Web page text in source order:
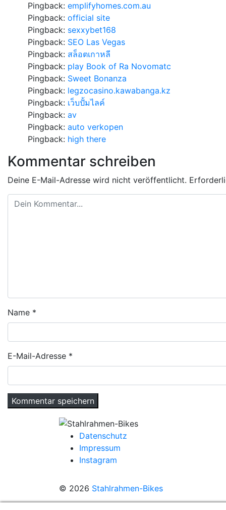
Pingback: emplifyhomes.com.au
Pingback: official site
Pingback: sexxybet168
Pingback: SEO Las Vegas
Pingback: สล็อตเกาหลี
Pingback: play Book of Ra Novomatc
Pingback: Sweet Bonanza
Pingback: legzocasino.kawabanga.kz
Pingback: เว็บปั้มไลค์
Pingback: av
Pingback: auto verkopen
Pingback: high there
Kommentar schreiben
Deine E-Mail-Adresse wird nicht veröffentlicht.
Name *
E-Mail-Adresse *
Datenschutz
Impressum
Instagram
© 2026 Stahlrahmen-Bikes